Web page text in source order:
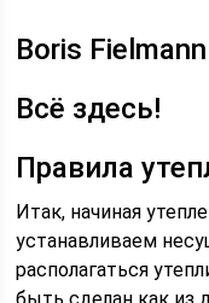
Boris Fielmann
Всё здесь!
Правила
Итак, начиная
устанавливаем
располагаться
быть сделан как из